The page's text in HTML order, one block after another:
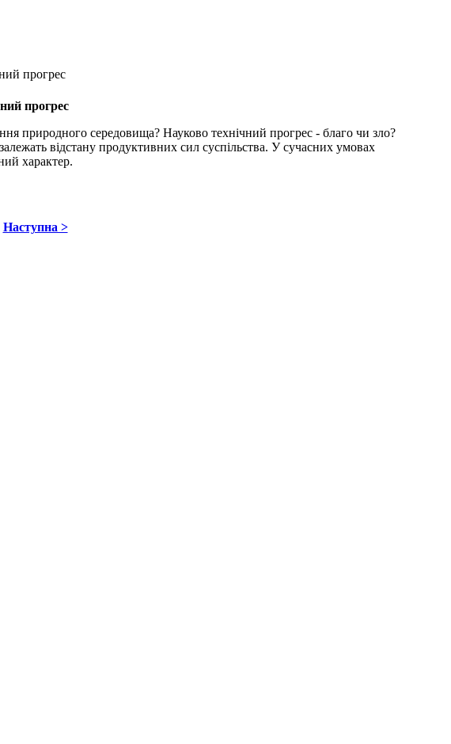
прогрес
прогрес
природного середовища? Науково технічний прогрес - благо чи зло?
відстану продуктивних сил суспільства. У сучасних умовах
характер.
Наступна >